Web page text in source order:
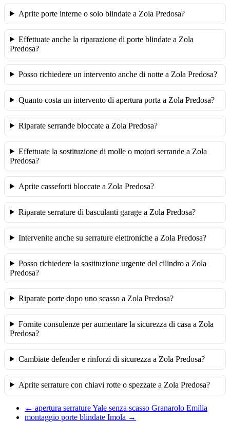
Aprite porte interne o solo blindate a Zola Predosa?
Effettuate anche la riparazione di porte blindate a Zola
Predosa?
Posso richiedere un intervento anche di notte a Zola Predosa?
Quanto costa un intervento di apertura porta a Zola Predosa?
Riparate serrande bloccate a Zola Predosa?
Effettuate la sostituzione di molle o motori serrande a Zola
Predosa?
Aprite casseforti bloccate a Zola Predosa?
Riparate serrature di basculanti garage a Zola Predosa?
Intervenite anche su serrature elettroniche a Zola Predosa?
Posso richiedere la sostituzione urgente del cilindro a Zola
Predosa?
Riparate porte dopo uno scasso a Zola Predosa?
Fornite consulenze per aumentare la sicurezza di casa a Zola
Predosa?
Cambiate defender e rinforzi di sicurezza a Zola Predosa?
Aprite serrature con chiavi rotte o spezzate a Zola Predosa?
← apertura serrature Yale senza scasso Granarolo Emilia
montaggio porte blindate Imola →